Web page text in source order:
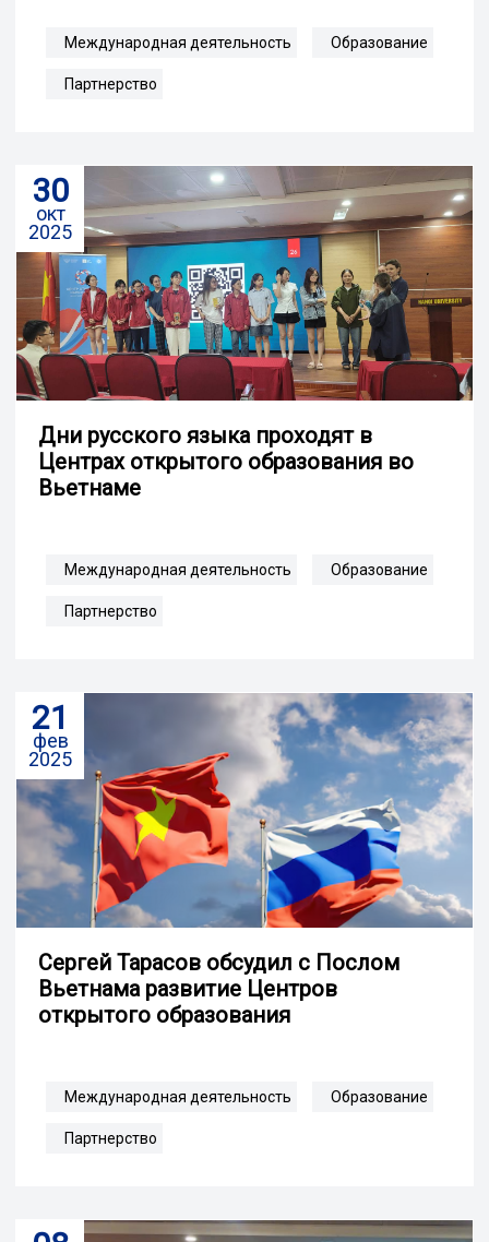
Международная деятельность Образование
Партнерство
30
окт
2025
Дни русского языка проходят в
Центрах открытого образования во
Вьетнаме
Международная деятельность Образование
Партнерство
21
фев
2025
Сергей Тарасов обсудил с Послом
Вьетнама развитие Центров
открытого образования
Международная деятельность Образование
Партнерство